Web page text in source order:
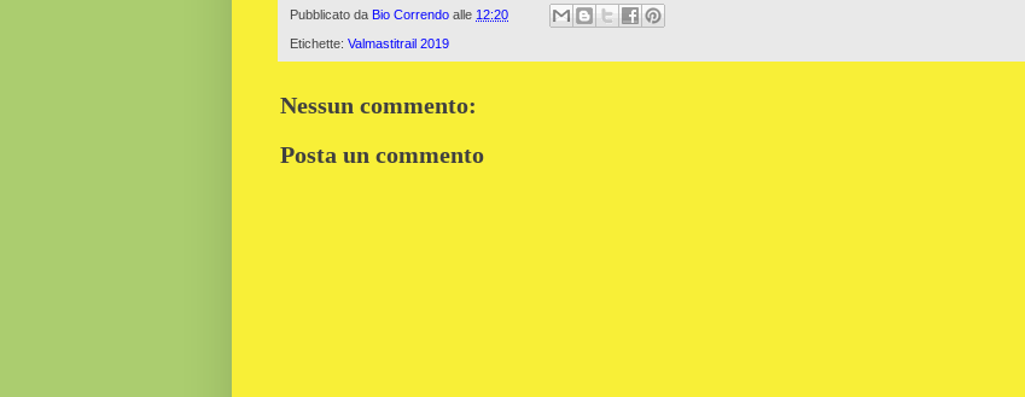
Pubblicato da Bio Correndo alle 12:20
Etichette: Valmastitrail 2019
Nessun commento:
Posta un commento